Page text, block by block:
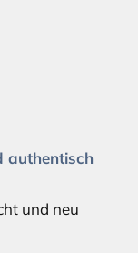
authentisch
und neu